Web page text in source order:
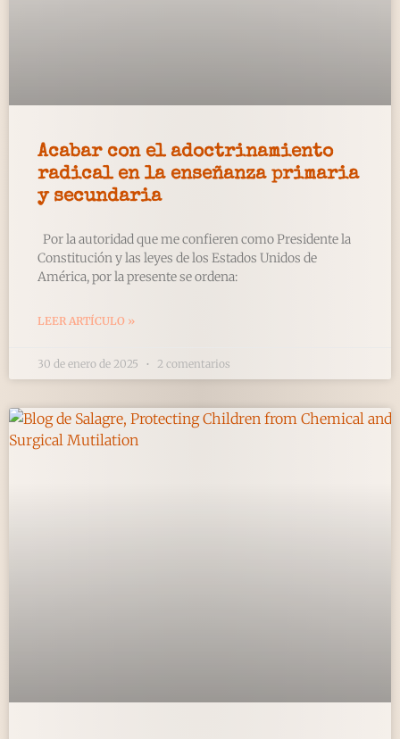
Acabar con el adoctrinamiento
radical en la enseñanza primaria
y secundaria
Por la autoridad que me confieren como Presidente la
Constitución y las leyes de los Estados Unidos de
América, por la presente se ordena:
LEER ARTÍCULO »
30 de enero de 2025 2 comentarios